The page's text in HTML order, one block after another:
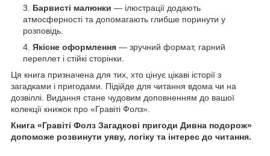
Барвисті малюнки — ілюстрації додають
атмосферності та допомагають глибше поринути у
розповідь.
Якісне оформлення — зручний формат, гарний
переплет і стійкі сторінки.
Ця книга призначена для тих, хто цінує цікаві історії з
загадками і пригодами. Підійде для читання вдома чи на
дозвіллі. Видання стане чудовим доповненням до вашої
колекції книжок про «Гравіті Фолз».
Книга «Гравіті Фолз Загадкові пригоди Дивна подорож»
допоможе розвинути уяву, логіку та інтерес до читання.